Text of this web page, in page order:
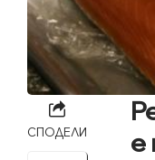
СПОДЕЛИ
e